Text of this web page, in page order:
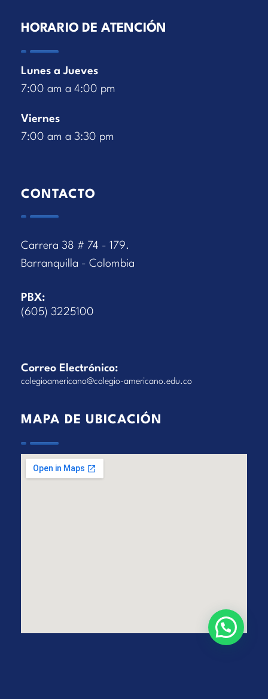
HORARIO DE ATENCIÓN
Lunes a Jueves
7:00 am a 4:00 pm
Viernes
7:00 am a 3:30 pm
CONTACTO
Carrera 38 # 74 - 179.
Barranquilla - Colombia
PBX:
(605) 3225100
Correo Electrónico:
colegioamericano@colegio-americano.edu.co
MAPA DE UBICACIÓN